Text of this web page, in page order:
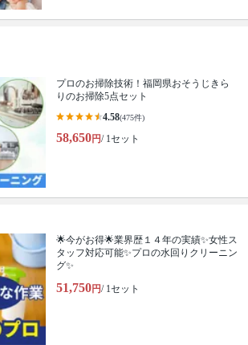
プロのお掃除技術！福岡県おそうじきら
りのお掃除5点セット
4.58(475件)
58,650円/ 1セット
🌟今がお得🌟業界歴１４年の実績✨女性ス
タッフ対応可能✨プロの水回りクリーニン
グ✨
51,750円/ 1セット